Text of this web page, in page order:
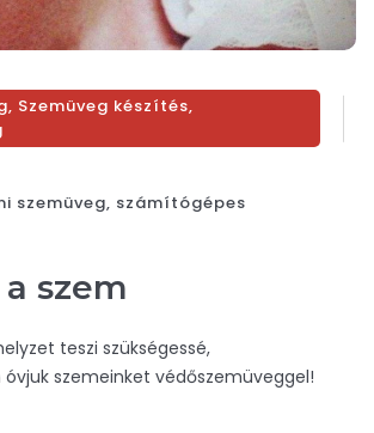
, Szemüveg készítés,
szemüveg, számítógépes
szem
teszi szükségessé,
szemeinket védőszemüveggel!